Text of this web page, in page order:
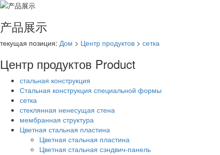
产品展示
текущая позиция: Дом > Центр продуктов > сетка
Центр продуктов Product
стальная конструкция
Стальная конструкция специальной формы
сетка
стеклянная ненесущая стена
мембранная структура
Цветная стальная пластина
Цветная стальная пластина
Цветная стальная сэндвич-панель